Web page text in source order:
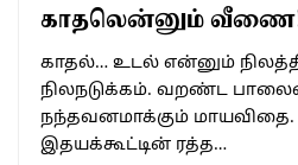
காதலென்னும்
காதல்… உடல் என்னும்
நிலநடுக்கம். வறண்ட
நந்தவனமாக்கும்
இதயக்கூட்டின் ரத்த…